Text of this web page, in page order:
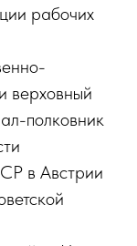
рабочих
верховный
полковник
в Австрии